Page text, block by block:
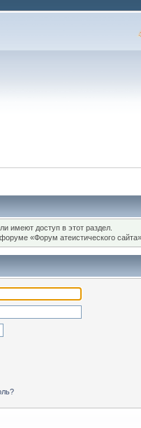
имеют доступ в этот раздел.
«Форум атеистического